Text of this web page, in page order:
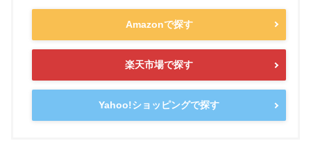
Amazonで探す
楽天市場で探す
Yahoo!ショッピングで探す